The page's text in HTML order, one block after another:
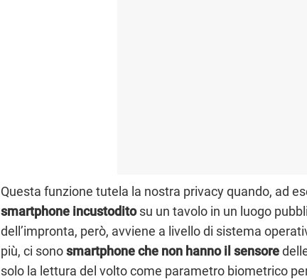
Questa funzione tutela la nostra privacy quando, ad
smartphone incustoditosu un tavolo in un luogo
dell’impronta, però, avviene a livello di sistema
più, ci sonosmartphone che non hanno il sensore
solo la lettura del volto come parametro biometrico